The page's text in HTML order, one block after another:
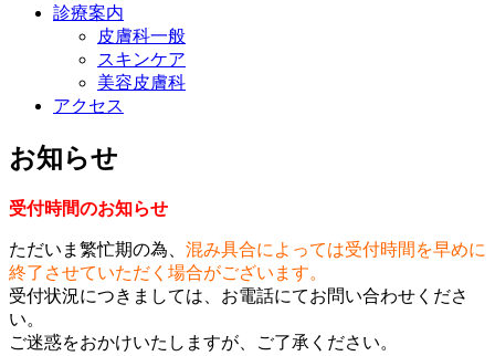
診療案内
皮膚科一般
スキンケア
美容皮膚科
アクセス
お知らせ
受付時間のお知らせ
ただいま繁忙期の為、 混み具合によっては受付時間を早めに
終了させていただく場合がございます。
受付状況につきましては、お電話にてお問い合わせくださ
い。
ご迷惑をおかけいたしますが、ご了承ください。